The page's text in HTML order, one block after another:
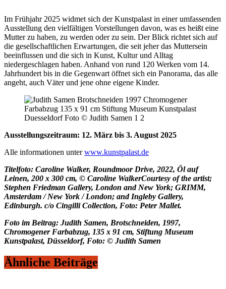
Im Frühjahr 2025 widmet sich der Kunstpalast in einer umfassenden
Ausstellung den vielfältigen Vorstellungen davon, was es heißt eine
Mutter zu haben, zu werden oder zu sein. Der Blick richtet sich auf
die gesellschaftlichen Erwartungen, die seit jeher das Muttersein
beeinflussen und die sich in Kunst, Kultur und Alltag
niedergeschlagen haben. Anhand von rund 120 Werken vom 14.
Jahrhundert bis in die Gegenwart öffnet sich ein Panorama, das alle
angeht, auch Väter und jene ohne eigene Kinder.
Ausstellungszeitraum: 12. März bis 3. August 2025
Alle informationen unterwww.kunstpalast.de
Titelfoto: Caroline Walker, Roundmoor Drive, 2022, Öl auf
Leinen, 200 x 300 cm, © Caroline WalkerCourtesy of the artist;
Stephen Friedman Gallery, London and New York; GRIMM,
Amsterdam / New York / London; and Ingleby Gallery,
Edinburgh. c/o Cingilli Collection, Foto: Peter Mallet.
Foto im Beitrag: Judith Samen, Brotschneiden, 1997,
Chromogener Farbabzug, 135 x 91 cm, Stiftung Museum
Kunstpalast, Düsseldorf, Foto: © Judith Samen
Ähnliche Beiträge